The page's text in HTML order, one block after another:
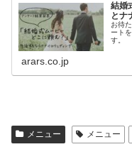
結婚
とナ
お待
ート
す。
arars.co.jp
メニュー メニュー